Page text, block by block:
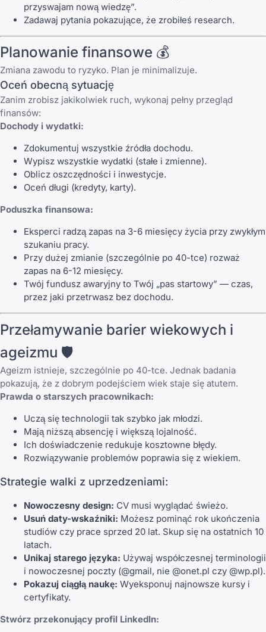
przyswajam nową wiedzę”.
Zadawaj pytania pokazujące, że zrobiłeś research.
Planowanie finansowe 💰
Zmiana zawodu to ryzyko. Plan je minimalizuje.
Oceń obecną sytuację
Zanim zrobisz jakikolwiek ruch, wykonaj pełny przegląd
finansów:
Dochody i wydatki:
Zdokumentuj wszystkie źródła dochodu.
Wypisz wszystkie wydatki (stałe i zmienne).
Oblicz oszczędności i inwestycje.
Oceń długi (kredyty, karty).
Poduszka finansowa:
Eksperci radzą zapas na 3-6 miesięcy życia przy zwykłym
szukaniu pracy.
Przy dużej zmianie (szczególnie po 40-tce) rozważ
zapas na 6-12 miesięcy.
Twój fundusz awaryjny to Twój „pas startowy” — czas,
przez jaki przetrwasz bez dochodu.
Przełamywanie barier wiekowych i
ageizmu 🛡️
Ageizm istnieje, szczególnie po 40-tce. Jednak badania
pokazują, że z dobrym podejściem wiek staje się atutem.
Prawda o starszych pracownikach:
Uczą się technologii tak szybko jak młodzi.
Mają niższą absencję i większą lojalność.
Ich doświadczenie redukuje kosztowne błędy.
Rozwiązywanie problemów poprawia się z wiekiem.
Strategie walki z uprzedzeniami:
Nowoczesny design: CV musi wyglądać świeżo.
Usuń daty-wskaźniki: Możesz pominąć rok ukończenia
studiów czy prace sprzed 20 lat. Skup się na ostatnich 10
latach.
Unikaj starego języka: Używaj współczesnej terminologii
i nowoczesnej poczty (@gmail, nie @onet.pl czy @wp.pl).
Pokazuj ciągłą naukę: Wyeksponuj najnowsze kursy i
certyfikaty.
Stwórz przekonujący profil LinkedIn: